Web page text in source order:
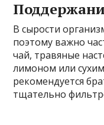
В сырости
поэтому важно
чай, травяные
лимоном или
рекомендуется
тщательно